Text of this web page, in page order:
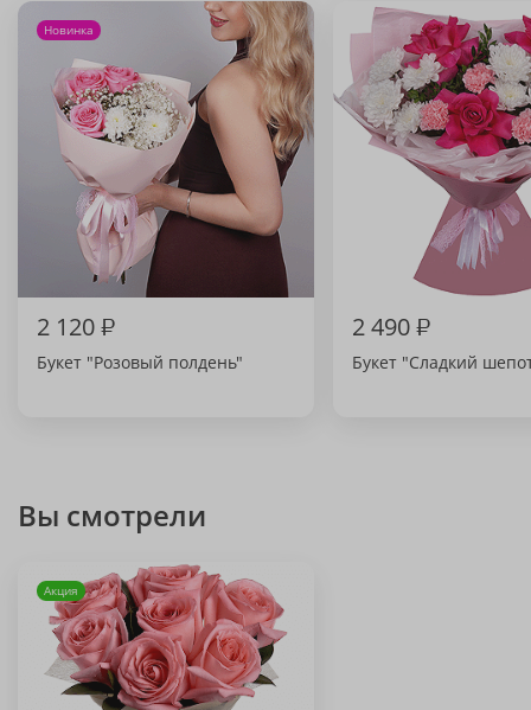
Новинка
2 120₽
Букет "Розовый полдень"
2 490₽
Букет "Сладкий
Вы смотрели
Акция